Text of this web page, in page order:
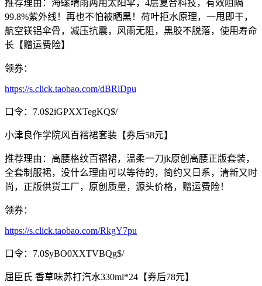
推荐理由：海螺晴雨两用太阳伞，4层复合科技，有效阻隔
99.8%紫外线！再也不怕被晒黑！荷叶拒水原理，一甩即干，
航空镁铝伞骨，减压抗震，风雨无阻，黑胶不脱落，使用寿命
长【赠运费险】
领券：
https://s.click.taobao.com/dBRlDpu
口令：7.0$2iGPXXTegKQ$/
小津良作学院风百褶裙套装【券后58元】
推荐理由：高腰格纹百褶裙，温柔一刀jk原创高腰正版套装，
全套制服裙，没什么理由可以等待的，简约又日系，清新又时
尚，正版供货工厂，原创质量，源头价格，赠运费险！
领券：
https://s.click.taobao.com/RkgY7pu
口令：7.0$yBO0XXTVBQg$/
屈臣氏 香草味苏打汽水330ml*24【券后78元】